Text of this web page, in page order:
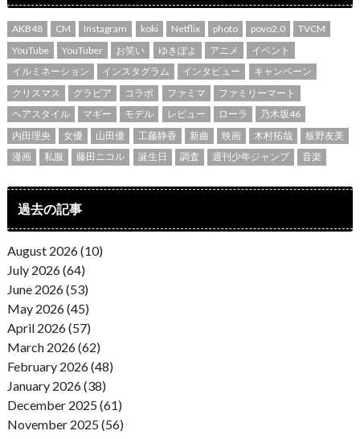
AKB48 CM Instagram koki Netflix photo povo2.0
TVCM
YouTube
YouTuber お笑い ゆきぽよ アニメ
イベント
イルミネーション
インスタグラム インタビュー
キャンペーン
クリスマス
グラビア コラボ ファミマ
ファミリーマート
ヘアスタイル
マギー モデル レビュー ローラ
乃木坂46
内田理央
女優 山田優 工藤静香 新曲 映画 木村拓哉
板野友美
漫画
私服 藤田ニコル 誕生日 調査 週刊少年ジャンプ 音楽
過去の記事
August 2026 (10)
July 2026 (64)
June 2026 (53)
May 2026 (45)
April 2026 (57)
March 2026 (62)
February 2026 (48)
January 2026 (38)
December 2025 (61)
November 2025 (56)